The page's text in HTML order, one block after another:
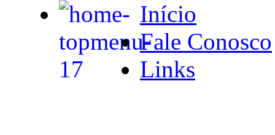
Início
Fale Conosco
Links